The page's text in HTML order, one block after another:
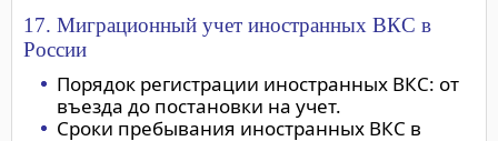
17. Миграционный учет иностранных ВКС в
России
Порядок регистрации иностранных ВКС: от
въезда до постановки на учет.
Сроки пребывания иностранных ВКС в